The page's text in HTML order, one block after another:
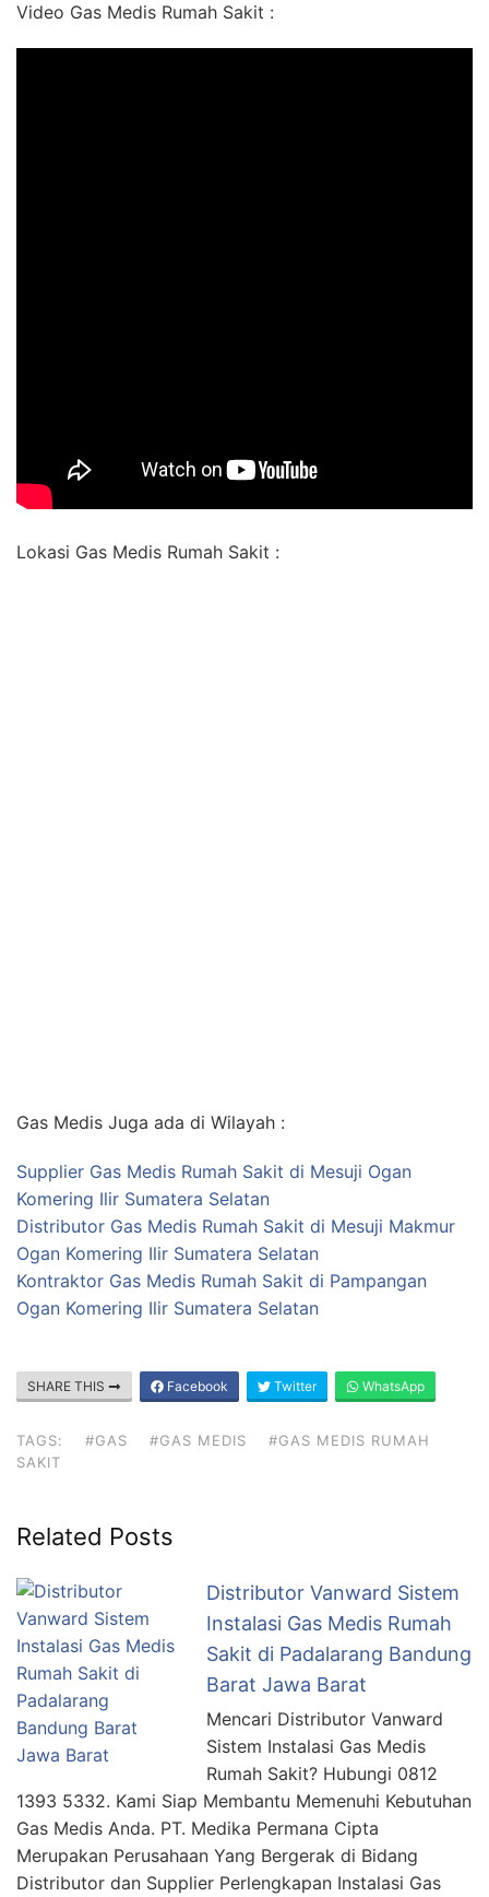
Video Gas Medis Rumah Sakit :
Lokasi Gas Medis Rumah Sakit :
Gas Medis Juga ada di Wilayah :
Supplier Gas Medis Rumah Sakit di Mesuji Ogan
Komering Ilir Sumatera Selatan
Distributor Gas Medis Rumah Sakit di Mesuji Makmur
Ogan Komering Ilir Sumatera Selatan
Kontraktor Gas Medis Rumah Sakit di Pampangan
Ogan Komering Ilir Sumatera Selatan
SHARE THIS Facebook Twitter WhatsApp
TAGS: #GAS #GAS MEDIS
#GAS MEDIS RUMAH
SAKIT
Related Posts
Distributor Vanward Sistem
Instalasi Gas Medis Rumah
Sakit di Padalarang Bandung
Barat Jawa Barat
Mencari Distributor Vanward
Sistem Instalasi Gas Medis
Rumah Sakit? Hubungi 0812
1393 5332. Kami Siap Membantu Memenuhi Kebutuhan
Gas Medis Anda. PT. Medika Permana Cipta
Merupakan Perusahaan Yang Bergerak di Bidang
Distributor dan Supplier Perlengkapan Instalasi Gas